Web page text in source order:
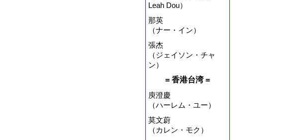
Leah Dou）
那英
（ナー・イン）
張杰
（ジェイソン・チャ
ン）
= 香港台湾 =
庾澄慶
（ハーレム・ユー）
莫文蔚
（カレン・モク）